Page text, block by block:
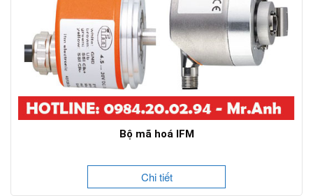
Bộ mã hoá IFM
Chi tiết